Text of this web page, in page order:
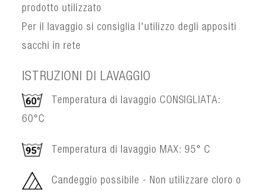
prodotto utilizzato
Per il lavaggio si consiglia l'utilizzo degli appositi
sacchi in rete
ISTRUZIONI DI LAVAGGIO
Temperatura di lavaggio CONSIGLIATA:
60°C
Temperatura di lavaggio MAX: 95° C
Candeggio possibile - Non utilizzare cloro o